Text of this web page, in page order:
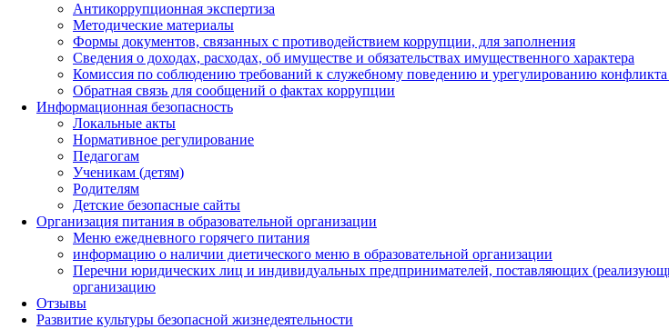
Антикоррупционная экспертиза
Методические материалы
Формы документов, связанных с противодействием коррупции, для заполнения
Сведения о доходах, расходах, об имуществе и обязательствах имущественного характера
Комиссия по соблюдению требований к служебному поведению и урегулированию конфликта
Обратная связь для сообщений о фактах коррупции
Информационная безопасность
Локальные акты
Нормативное регулирование
Педагогам
Ученикам (детям)
Родителям
Детские безопасные сайты
Организация питания в образовательной организации
Меню ежедневного горячего питания
информацию о наличии диетического меню в образовательной организации
Перечни юридических лиц и индивидуальных предпринимателей, поставляющих
организацию
Отзывы
Развитие культуры безопасной жизнедеятельности